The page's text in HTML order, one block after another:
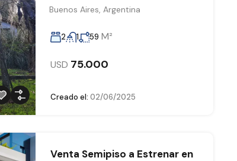
Buenos Aires, Argentina
2 1 59 M²
USD 75.000
Creado el: 02/06/2025
Venta Semipiso a Estrenar en